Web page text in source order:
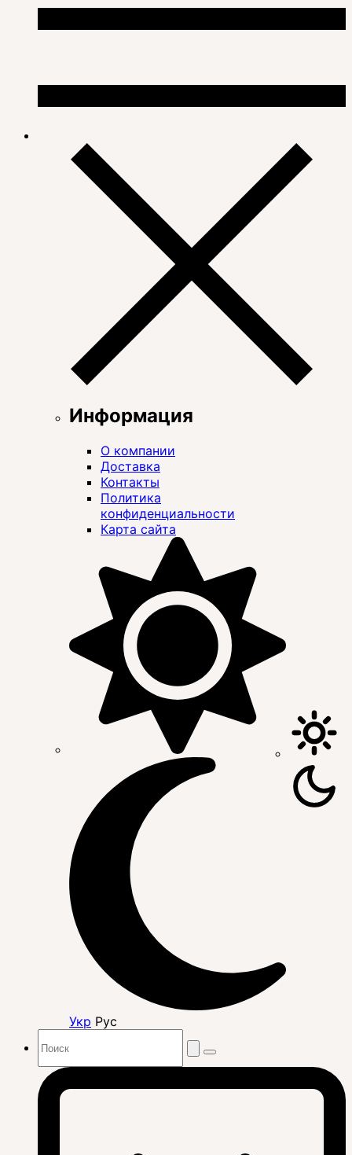
Информация
О компании
Доставка
Контакты
Политика
конфиденциальности
Карта сайта
Укр Рус